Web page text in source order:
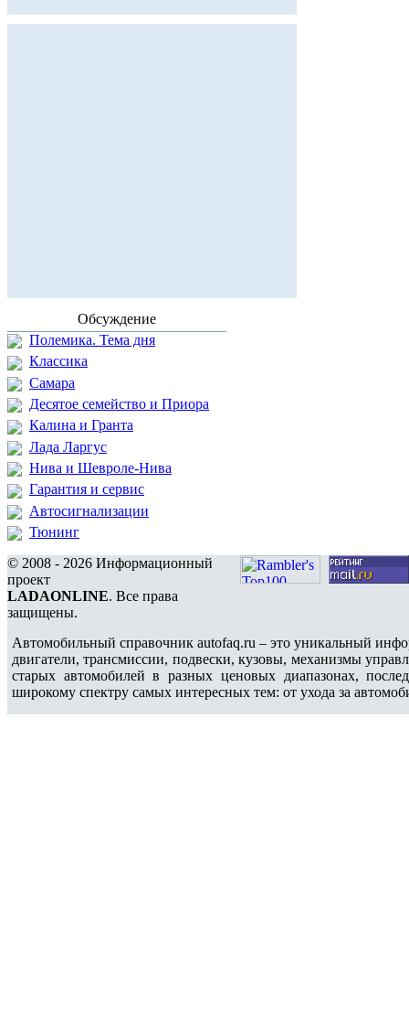
Обсуждение
Полемика. Тема дня
Классика
Самара
Десятое семейство и Приора
Калина и Гранта
Лада Ларгус
Нива и Шевроле-Нива
Гарантия и сервис
Автосигнализации
Тюнинг
© 2008 - 2026 Информационный
проект
LADAONLINE. Все права
защищены.
Автомобильный справочник autofaq.ru – это уникальный
двигатели, трансмиссии, подвески, кузовы, механизмы
старых автомобилей в разных ценовых диапазонах,
широкому спектру самых интересных тем: от ухода за